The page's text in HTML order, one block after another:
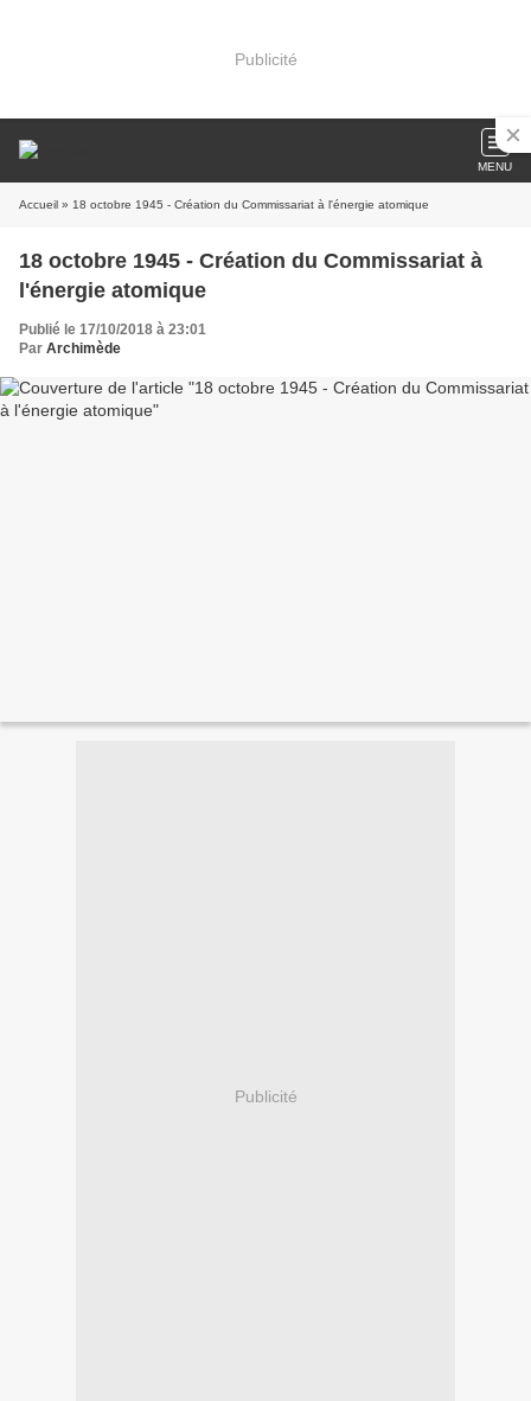
Publicité
MENU
Accueil » 18 octobre 1945 - Création du Commissariat à l'énergie atomique
18 octobre 1945 - Création du Commissariat à
l'énergie atomique
Publié le 17/10/2018 à 23:01
Par Archimède
Publicité